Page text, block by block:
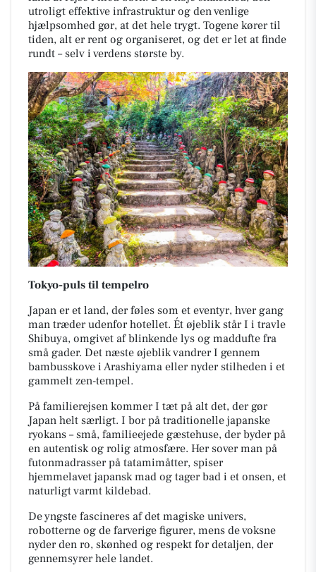
utroligt effektive infrastruktur og den venlige
hjælpsomhed gør, at det hele trygt. Togene kører til
tiden, alt er rent og organiseret, og det er let at finde
rundt – selv i verdens største by.
Tokyo-puls til tempelro
Japan er et land, der føles som et eventyr, hver gang
man træder udenfor hotellet. Ét øjeblik står I i travle
Shibuya, omgivet af blinkende lys og maddufte fra
små gader. Det næste øjeblik vandrer I gennem
bambusskove i Arashiyama eller nyder stilheden i et
gammelt zen-tempel.
På familierejsen kommer I tæt på alt det, der gør
Japan helt særligt. I bor på traditionelle japanske
ryokans – små, familieejede gæstehuse, der byder på
en autentisk og rolig atmosfære. Her sover man på
futonmadrasser på tatamimåtter, spiser
hjemmelavet japansk mad og tager bad i et onsen, et
naturligt varmt kildebad.
De yngste fascineres af det magiske univers,
robotterne og de farverige figurer, mens de voksne
nyder den ro, skønhed og respekt for detaljen, der
gennemsyrer hele landet.